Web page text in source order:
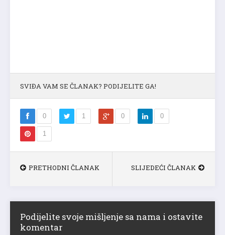
SVIĐA VAM SE ČLANAK? PODIJELITE GA!
0 1 0 0
1
PRETHODNI ČLANAK SLIJEDEĆI ČLANAK
Podijelite svoje mišljenje sa nama i ostavite
komentar